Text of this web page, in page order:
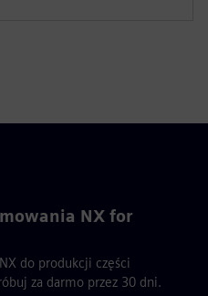
NX for
do produkcji części
za darmo przez 30 dni.